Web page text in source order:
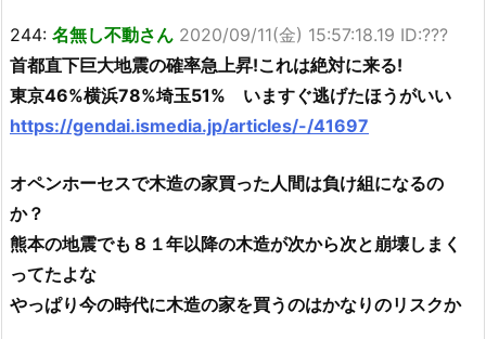
244: 名無し不動さん 2020/09/11(金) 15:57:18.19 ID:???
首都直下巨大地震の確率急上昇!これは絶対に来る!
東京46%横浜78%埼玉51% いますぐ逃げたほうがいい
https://gendai.ismedia.jp/articles/-/41697
オペンホーセスで木造の家買った人間は負け組になるの
か？
熊本の地震でも８１年以降の木造が次から次と崩壊しまく
ってたよな
やっぱり今の時代に木造の家を買うのはかなりのリスクか